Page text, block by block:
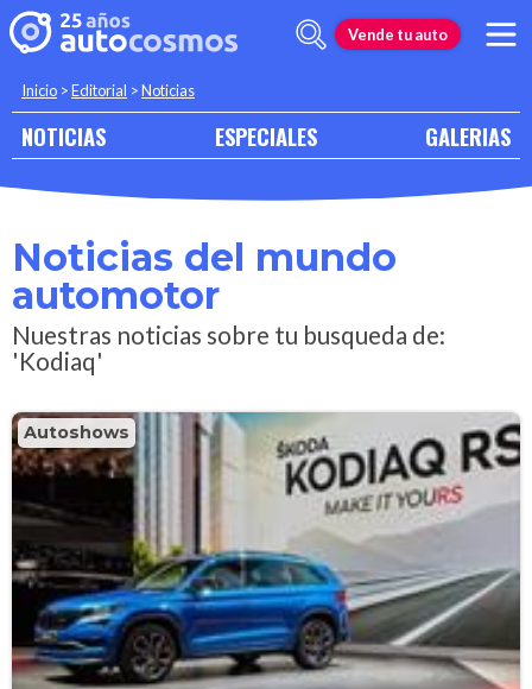
Vende tu auto
Inicio >Editorial >Noticias
NOTICIAS ESPECIALES GALERIAS
Noticias del mundo
automotor
Nuestras noticias sobre tu busqueda de:
'Kodiaq'
Autoshows